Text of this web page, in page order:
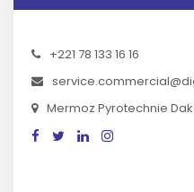
+221 78 133 16 16
Mermoz Pyrotechnie